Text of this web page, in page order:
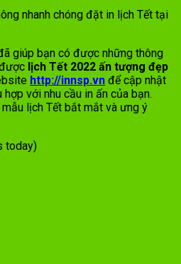
nhanh chóng đặt in lịch Tết tại
giúp bạn có được những thông
lịch Tết 2022 ấn tượng đẹp
http://innsp.vn để cập nhật
với nhu cầu in ấn của bạn.
lịch Tết bắt mắt và ưng ý
today)